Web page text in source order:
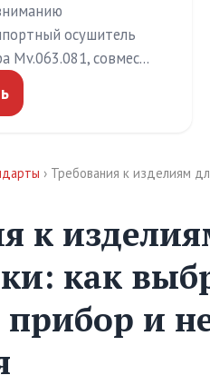
осушитель
Mv.063.081, совмес…
› Требования к изделиям
к
как
и